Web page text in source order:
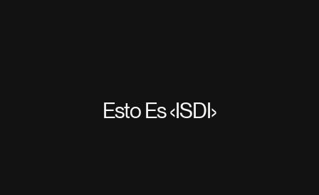
Esto Es ‹ISDI›